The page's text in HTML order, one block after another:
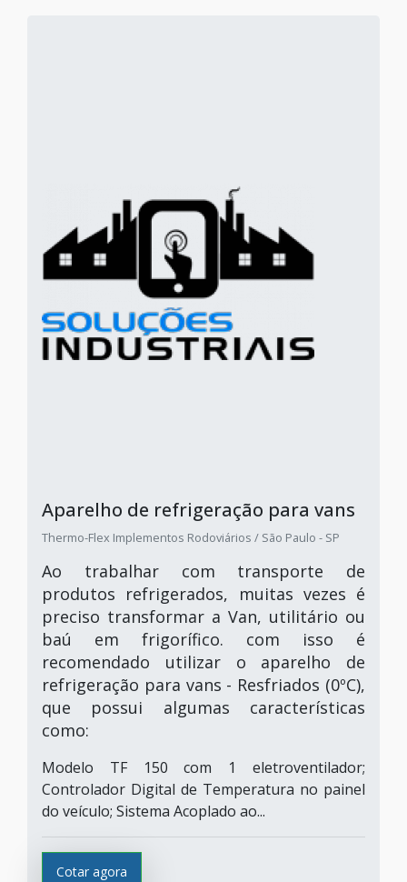
Aparelho de refrigeração para vans
Thermo-Flex Implementos Rodoviários / São Paulo - SP
Ao trabalhar com transporte de
produtos refrigerados, muitas vezes é
preciso transformar a Van, utilitário ou
baú em frigorífico. com isso é
recomendado utilizar o aparelho de
refrigeração para vans - Resfriados (0ºC),
que possui algumas características
como:
Modelo TF 150 com 1 eletroventilador;
Controlador Digital de Temperatura no painel
do veículo; Sistema Acoplado ao...
Cotar agora